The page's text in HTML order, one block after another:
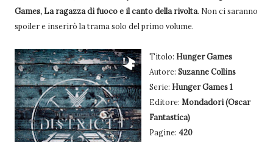
Games, La ragazza di fuoco e il canto della rivolta. Non ci saranno
spoiler e inserirò la trama solo del primo volume.
Titolo: Hunger Games
Autore: Suzanne Collins
Serie: Hunger Games 1
Editore: Mondadori (Oscar
Fantastica)
Pagine: 420